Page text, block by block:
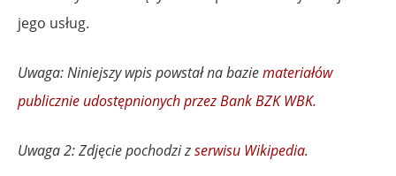
jego usług.
Uwaga: Niniejszy wpis powstał na baziemateriałów
publicznie udostępnionych przez Bank BZK WBK.
Uwaga 2: Zdjęcie pochodzi zserwisu Wikipedia.